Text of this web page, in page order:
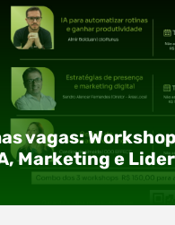
vagas:
Marketing e